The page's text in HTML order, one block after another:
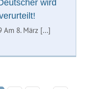
wird
Am 8. März [...]